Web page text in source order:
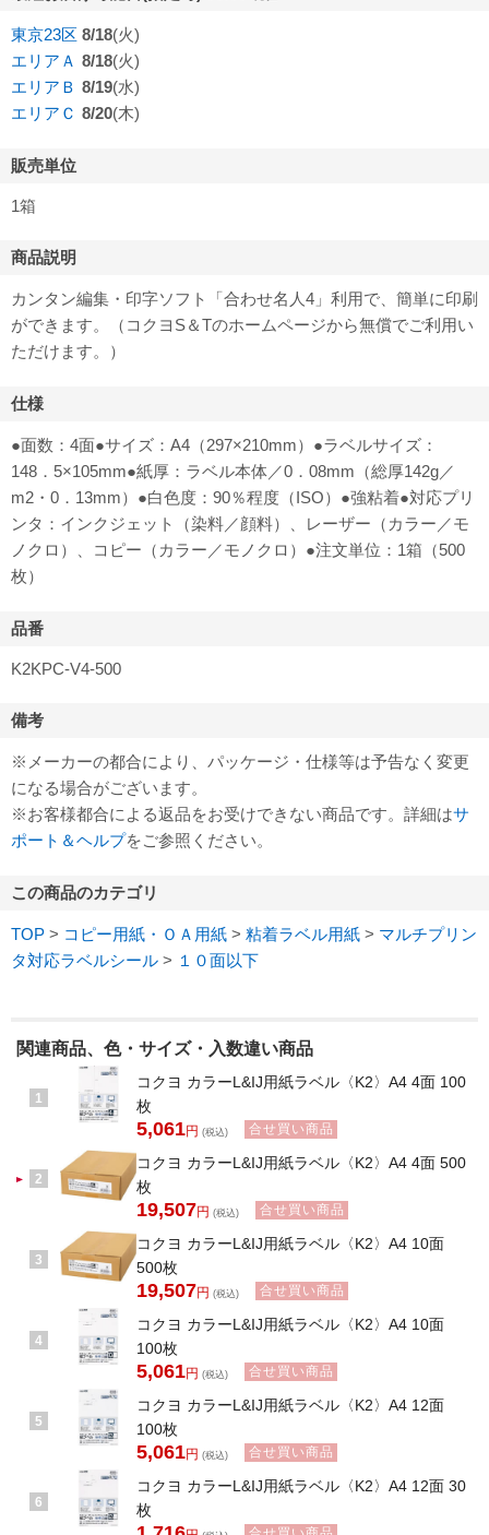
東京23区 8/18(火)
エリアＡ 8/18(火)
エリアＢ 8/19(水)
エリアＣ 8/20(木)
販売単位
1箱
商品説明
カンタン編集・印字ソフト「合わせ名人4」利用で、簡単に印刷
ができます。（コクヨS＆Tのホームページから無償でご利用い
ただけます。）
仕様
●面数：4面●サイズ：A4（297×210mm）●ラベルサイズ：
148．5×105mm●紙厚：ラベル本体／0．08mm（総厚142g／
m2・0．13mm）●白色度：90％程度（ISO）●強粘着●対応プリ
ンタ：インクジェット（染料／顔料）、レーザー（カラー／モ
ノクロ）、コピー（カラー／モノクロ）●注文単位：1箱（500
枚）
品番
K2KPC-V4-500
備考
※メーカーの都合により、パッケージ・仕様等は予告なく変更
になる場合がございます。
※お客様都合による返品をお受けできない商品です。詳細はサ
ポート＆ヘルプをご参照ください。
この商品のカテゴリ
TOP > コピー用紙・ＯＡ用紙 > 粘着ラベル用紙 > マルチプリン
タ対応ラベルシール > １０面以下
関連商品、色・サイズ・入数違い商品
1
コクヨ カラーL&IJ用紙ラベル〈K2〉A4 4面 100
枚
5,061円 (税込) 合せ買い商品
2
コクヨ カラーL&IJ用紙ラベル〈K2〉A4 4面 500
枚
19,507円 (税込) 合せ買い商品
3
コクヨ カラーL&IJ用紙ラベル〈K2〉A4 10面
500枚
19,507円 (税込) 合せ買い商品
4
コクヨ カラーL&IJ用紙ラベル〈K2〉A4 10面
100枚
5,061円 (税込) 合せ買い商品
5
コクヨ カラーL&IJ用紙ラベル〈K2〉A4 12面
100枚
5,061円 (税込) 合せ買い商品
6
コクヨ カラーL&IJ用紙ラベル〈K2〉A4 12面 30
枚